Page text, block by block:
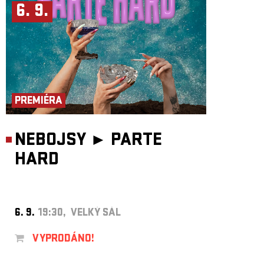
6. 9.
PREMIÉRA
NEBOJSY ► PARTE
HARD
6. 9. 19:30, VELKÝ SÁL
VYPRODÁNO!